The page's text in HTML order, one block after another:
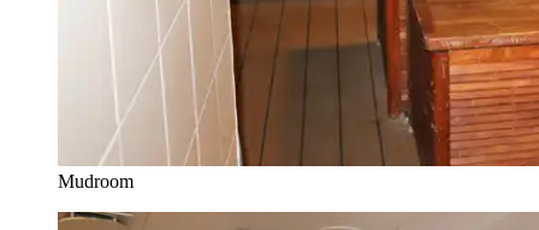
Mudroom